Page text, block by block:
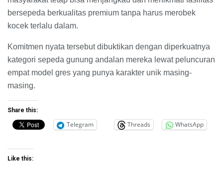
bersepeda berkualitas premium tanpa harus merobek
kocek terlalu dalam.
Komitmen nyata tersebut dibuktikan dengan diperkuatnya
kategori sepeda gunung andalan mereka lewat peluncuran
empat model gres yang punya karakter unik masing-
masing.
Share this:
Telegram Threads WhatsApp
Like this: